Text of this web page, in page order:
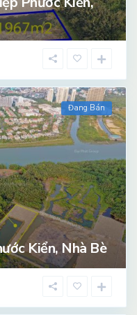
Đang Bán
Kiển, Nhà Bè